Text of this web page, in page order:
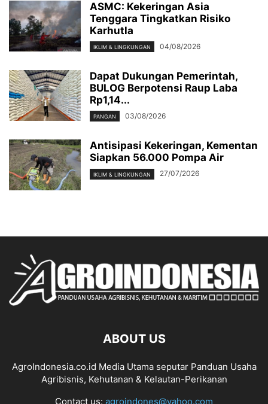
ASMC: Kekeringan Asia
Tenggara Tingkatkan Risiko
Karhutla
IKLIM & LINGKUNGAN 04/08/2026
Dapat Dukungan Pemerintah,
BULOG Berpotensi Raup Laba
Rp1,14...
PANGAN 03/08/2026
Antisipasi Kekeringan, Kementan
Siapkan 56.000 Pompa Air
IKLIM & LINGKUNGAN 27/07/2026
ABOUT US
AgroIndonesia.co.id Media Utama seputar Panduan Usaha
Agribisnis, Kehutanan & Kelautan-Perikanan
Contact us: agroindones@yahoo.com